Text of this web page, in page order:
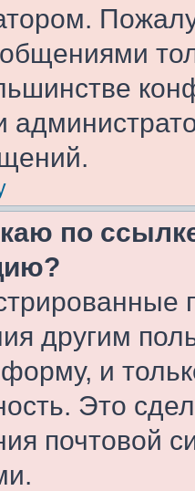
по
другим
и
Это
почтовой